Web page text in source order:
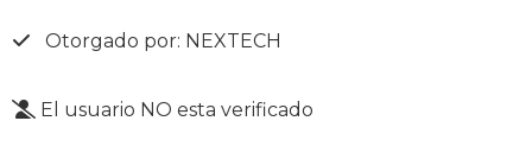
Otorgado por: NEXTECH
El usuario NO esta verificado